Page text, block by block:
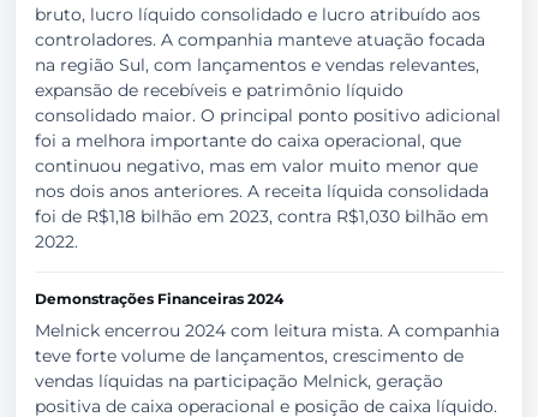
bruto, lucro líquido consolidado e lucro atribuído aos
controladores. A companhia manteve atuação focada
na região Sul, com lançamentos e vendas relevantes,
expansão de recebíveis e patrimônio líquido
consolidado maior. O principal ponto positivo adicional
foi a melhora importante do caixa operacional, que
continuou negativo, mas em valor muito menor que
nos dois anos anteriores. A receita líquida consolidada
foi de R$1,18 bilhão em 2023, contra R$1,030 bilhão em
2022.
Demonstrações Financeiras 2024
Melnick encerrou 2024 com leitura mista. A companhia
teve forte volume de lançamentos, crescimento de
vendas líquidas na participação Melnick, geração
positiva de caixa operacional e posição de caixa líquido.